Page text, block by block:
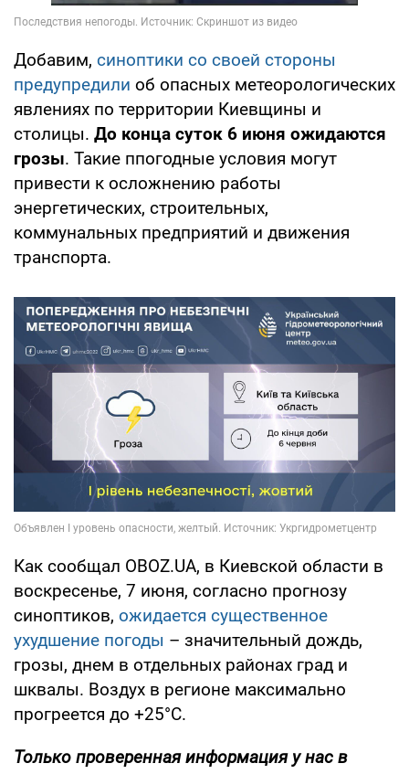
Добавим, синоптики со своей стороны
предупредили об опасных метеорологических
явлениях по территории Киевщины и
столицы. До конца суток 6 июня ожидаются
грозы. Такие ппогодные условия могут
привести к осложнению работы
энергетических, строительных,
коммунальных предприятий и движения
транспорта.
Как сообщал OBOZ.UA, в Киевской области в
воскресенье, 7 июня, согласно прогнозу
синоптиков, ожидается существенное
ухудшение погоды – значительный дождь,
грозы, днем в отдельных районах град и
шквалы. Воздух в регионе максимально
прогреется до +25°С.
Только проверенная информация у нас в